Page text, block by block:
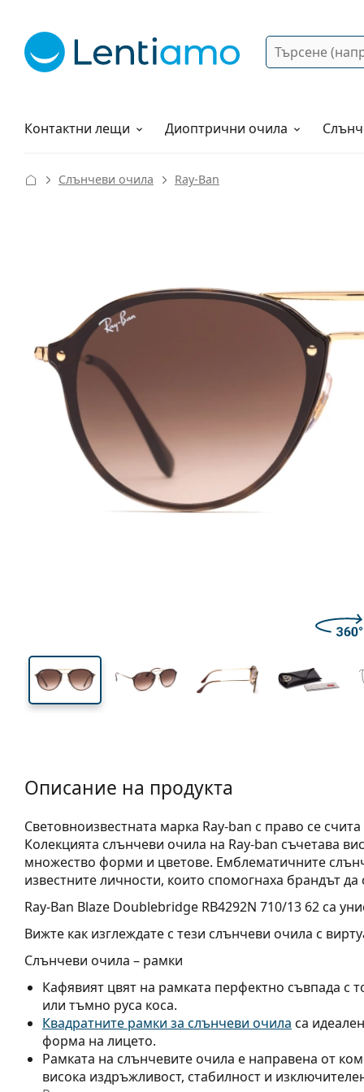
Търсене
Контактни лещи
Разтвори Диоптрични очила
Как да поръчам?
Слънчеви очила Ray-Ban
50 mm
Височина на стъклото
62 mm
Ширина на стъклото
Ширина
на
Описание на продукта
Световноизвестната марка Ray-ban с право се
Колекцията слънчеви очила на Ray-ban съчетава
множество форми и цветове. Емблематичните
известните личности, които спомогнаха брандът
Ray-Ban Blaze Doublebridge RB4292N 710/13 62са
Вижте как изглеждате с тези слънчеви очила с
Слънчеви очила – рамки
Кафявият цвят на рамката перфектно съвпада с
или тъмно руса коса.
Квадратните рамки за слънчеви очила са
форма на лицето.
Рамката на слънчевите очила е направена от
висока издръжливост, стабилност и